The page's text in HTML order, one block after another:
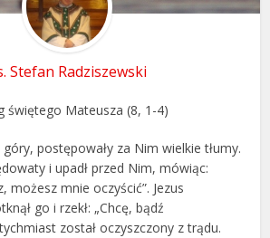
Stefan Radziszewski
świętego Mateusza (8, 1-4)
góry, postępowały za Nim wielkie tłumy.
i upadł przed Nim, mówiąc:
możesz mnie oczyścić”. Jezus
go i rzekł: „Chcę, bądź
został oczyszczony z trądu.